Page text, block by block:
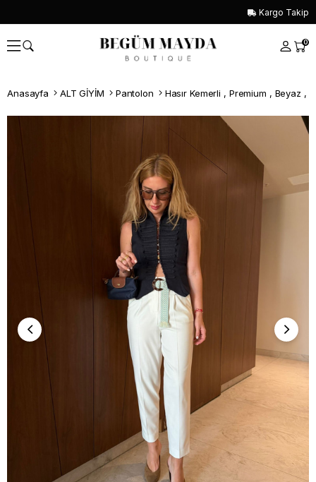
Kargo Takip
0
Anasayfa ALT GİYİM Pantolon Hasır Kemerli , Premium , Beyaz ,